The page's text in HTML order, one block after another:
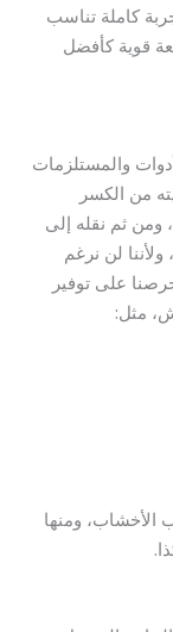
كاملة تناسب
قوية كأفضل
والمستلزمات
من الكسر
ومن ثم نقله إلى
لن نرغم
على توفير
مثل:
الأخشاب، ومنها